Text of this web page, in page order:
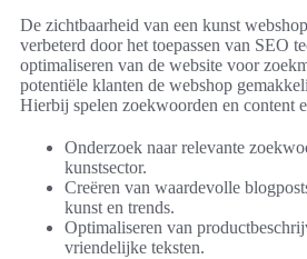
De zichtbaarheid van een kunst
verbeterd door het toepassen van SEO
optimaliseren van de website voor
potentiële klanten de webshop
Hierbij spelen zoekwoorden en content
Onderzoek naar relevante
kunstsector.
Creëren van waardevolle
kunst en trends.
Optimaliseren van
vriendelijke teksten.